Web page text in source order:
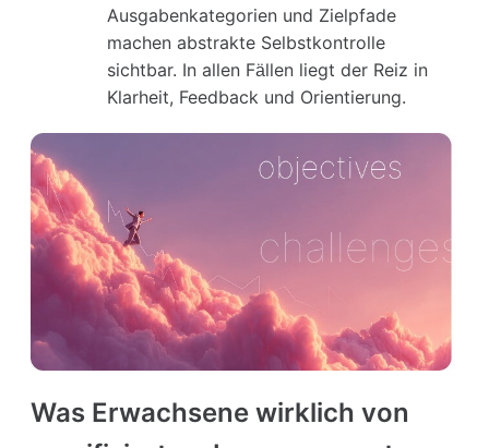
Ausgabenkategorien und Zielpfade
machen abstrakte Selbstkontrolle
sichtbar. In allen Fällen liegt der Reiz in
Klarheit, Feedback und Orientierung.
Was Erwachsene wirklich von